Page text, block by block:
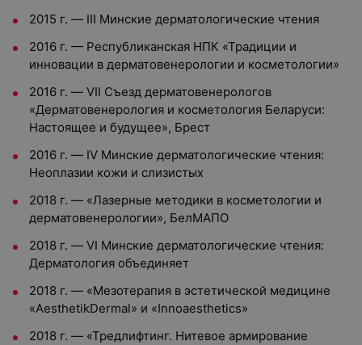
2015 г. — III Минские дерматологические чтения
2016 г. — Республиканская НПК «Традиции и
инновации в дерматовенерологии и косметологии»
2016 г. — VII Съезд дерматовенерологов
«Дерматовенерология и косметология Беларуси:
Настоящее и будущее», Брест
2016 г. — IV Минские дерматологические чтения:
Неоплазии кожи и слизистых
2018 г. — «Лазерные методики в косметологии и
дерматовенерологии», БелМАПО
2018 г. — VI Минские дерматологические чтения:
Дерматология объединяет
2018 г. — «Мезотерапия в эстетической медицине
«AesthetikDermal» и «Innoaesthetics»
2018 г. — «Тредлифтинг. Нитевое армирование